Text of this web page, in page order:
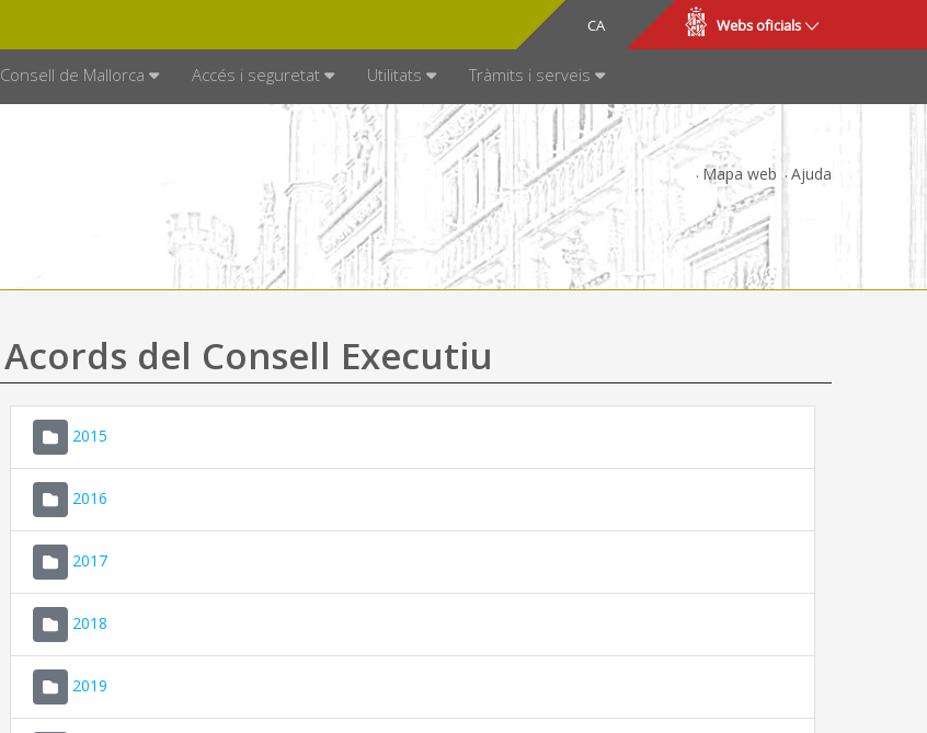
CA
ES Webs oficials
Consell de Mallorca Accés i seguretat Utilitats Tràmits i serveis
Mapa web Ajuda
Acords del Consell Executiu
2015
2016
2017
2018
2019